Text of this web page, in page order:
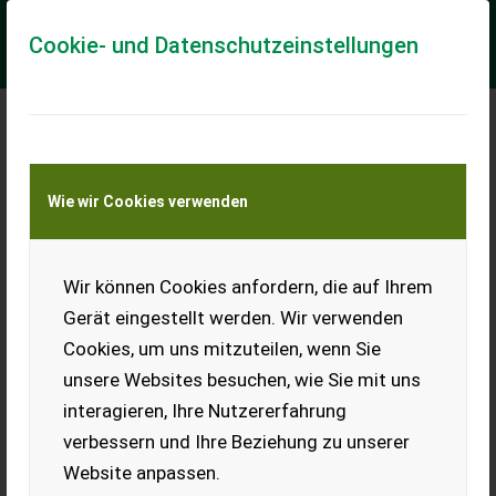
Cookie- und Datenschutzeinstellungen
Wie wir Cookies verwenden
Wir können Cookies anfordern, die auf Ihrem
Gerät eingestellt werden. Wir verwenden
Cookies, um uns mitzuteilen, wenn Sie
unsere Websites besuchen, wie Sie mit uns
interagieren, Ihre Nutzererfahrung
verbessern und Ihre Beziehung zu unserer
Website anpassen.
Meine Transportkostenanfrage
Transport von Land- und Baumaschinen –
KEINE Tiertransporte
Grizzly 810 Plus 4WD Hoflader mit
Straßenzulassung
Grizzly 810 PLus Radlader mit Allrad
Wir verkaufen einen leicht gebrauchten Hoflader der Marke
Grizzly 810+. Dieser Lader ist ein universeller Helfer beim Bau,
EUR 28.980 MwSt nicht ausweisbar